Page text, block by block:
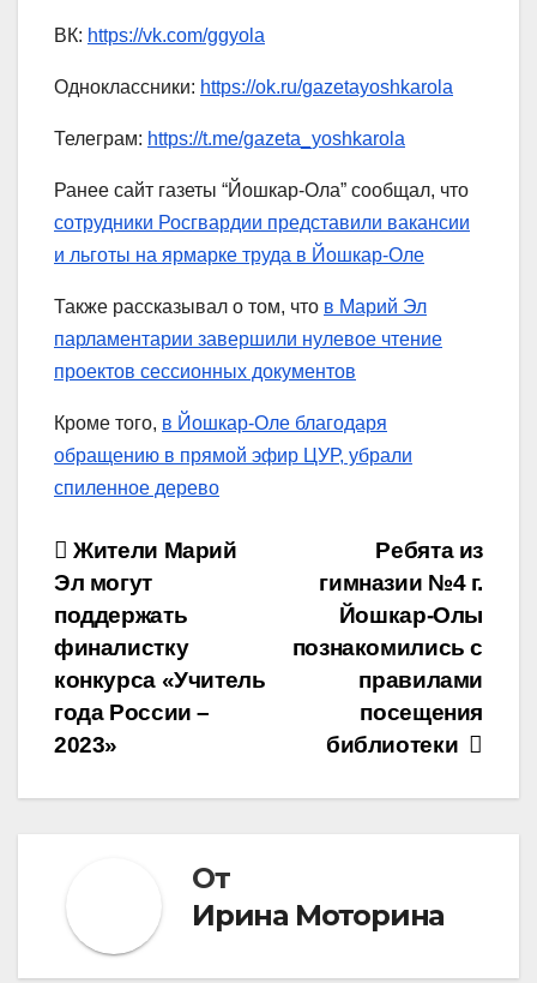
ВК: https://vk.com/ggyola
Одноклассники: https://ok.ru/gazetayoshkarola
Телеграм: https://t.me/gazeta_yoshkarola
Ранее сайт газеты “Йошкар-Ола” сообщал, что
сотрудники Росгвардии представили вакансии
и льготы на ярмарке труда в Йошкар-Оле
Также рассказывал о том, что в Марий Эл
парламентарии завершили нулевое чтение
проектов сессионных документов
Кроме того, в Йошкар-Оле благодаря
обращению в прямой эфир ЦУР, убрали
спиленное дерево
Навигация
по
записям
Ребята из
гимназии №4 г.
Йошкар-Олы
познакомились с
правилами
посещения
библиотеки
Жители Марий
Эл могут
поддержать
финалистку
конкурса «Учитель
года России –
2023»
От
Ирина Моторина